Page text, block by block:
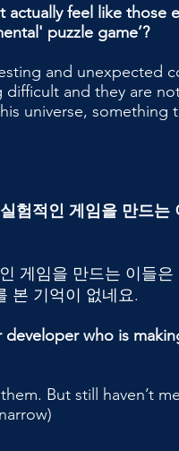
feel like those
puzzle game’?
and unexpected
and they are
universe, something
험적인 게임을 만드는
게임을 만드는 이들은
본 기억이 없네요.
who is
But still haven’t